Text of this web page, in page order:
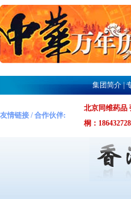
集团简介|
友情链接 / 合作伙伴:
北京同维药品
桐：